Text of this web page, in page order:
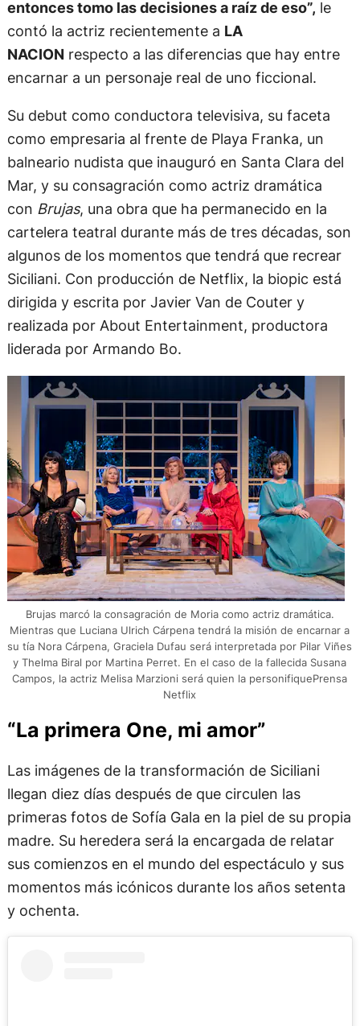
entonces tomo las decisiones a raíz de eso”, le
contó la actriz recientemente a LA
NACION respecto a las diferencias que hay entre
encarnar a un personaje real de uno ficcional.
Su debut como conductora televisiva, su faceta
como empresaria al frente de Playa Franka, un
balneario nudista que inauguró en Santa Clara del
Mar, y su consagración como actriz dramática
con Brujas, una obra que ha permanecido en la
cartelera teatral durante más de tres décadas, son
algunos de los momentos que tendrá que recrear
Siciliani. Con producción de Netflix, la biopic está
dirigida y escrita por Javier Van de Couter y
realizada por About Entertainment, productora
liderada por Armando Bo.
Brujas marcó la consagración de Moria como actriz dramática.
Mientras que Luciana Ulrich Cárpena tendrá la misión de encarnar a
su tía Nora Cárpena, Graciela Dufau será interpretada por Pilar Viñes
y Thelma Biral por Martina Perret. En el caso de la fallecida Susana
Campos, la actriz Melisa Marzioni será quien la personifiquePrensa
Netflix
“La primera One, mi amor”
Las imágenes de la transformación de Siciliani
llegan diez días después de que circulen las
primeras fotos de Sofía Gala en la piel de su propia
madre. Su heredera será la encargada de relatar
sus comienzos en el mundo del espectáculo y sus
momentos más icónicos durante los años setenta
y ochenta.